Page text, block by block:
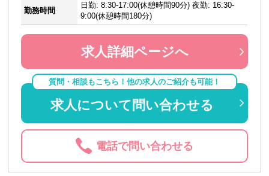
勤務時間
日勤: 8:30-17:00(休憩時間90分) 夜勤: 16:30-
9:00(休憩時間180分)
求人詳細ページへ
質問・相談もこちら！他の求人のご紹介も可能！
求人について問い合わせる
電話で問い合わせる